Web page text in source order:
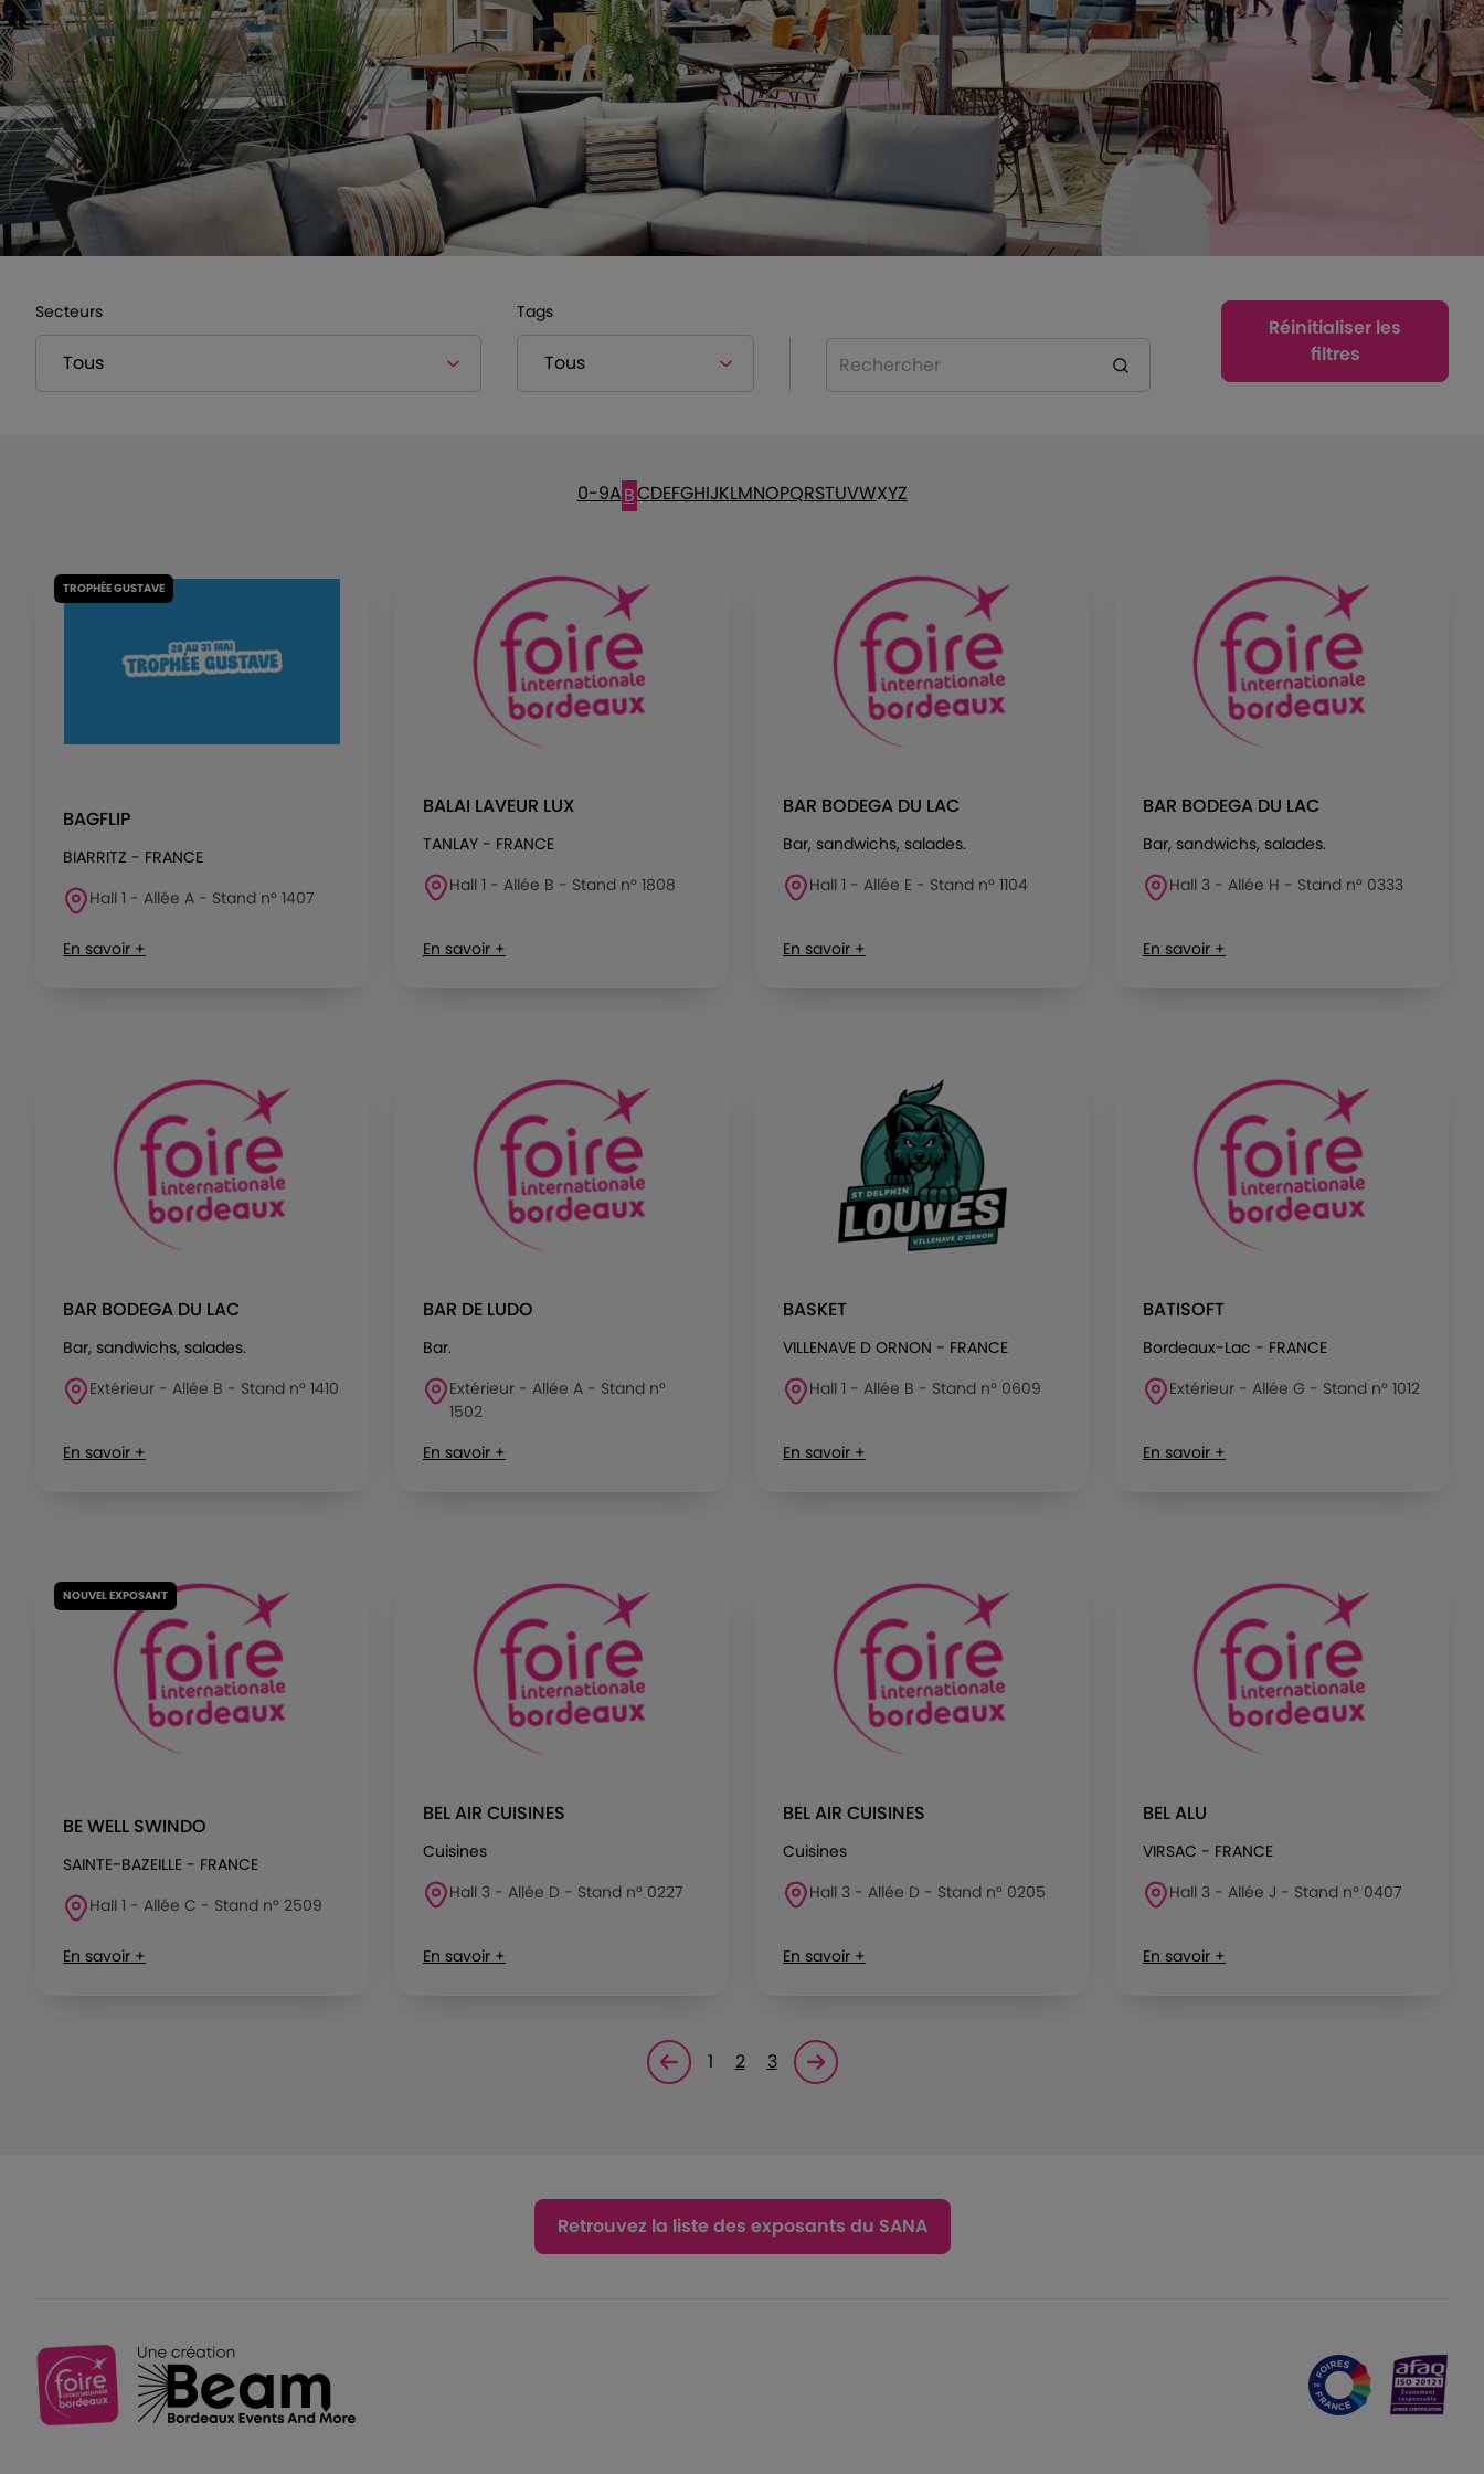
Secteurs Tags
Rechercher
Réinitialiser les
filtres
0-9ABCDEFGHIJKLMNOPQRSTUVWXYZ
TROPHÉE GUSTAVE
BAGFLIP
BIARRITZ - FRANCE
Hall 1 - Allée A - Stand n° 1407
En savoir +
BALAI LAVEUR LUX
TANLAY - FRANCE
Hall 1 - Allée B - Stand n° 1808
En savoir +
BAR BODEGA DU LAC
Bar, sandwichs, salades.
Hall 1 - Allée E - Stand n° 1104
En savoir +
BAR BODEGA DU LAC
Bar, sandwichs, salades.
Hall 3 - Allée H - Stand n° 0333
En savoir +
BAR BODEGA DU LAC
Bar, sandwichs, salades.
Extérieur - Allée B - Stand n° 1410
En savoir +
BAR DE LUDO
Bar.
Extérieur - Allée A - Stand n°
1502
En savoir +
BASKET
VILLENAVE D ORNON - FRANCE
Hall 1 - Allée B - Stand n° 0609
En savoir +
BATISOFT
Bordeaux-Lac - FRANCE
Extérieur - Allée G - Stand n° 1012
En savoir +
NOUVEL EXPOSANT
BE WELL SWINDO
SAINTE-BAZEILLE - FRANCE
Hall 1 - Allée C - Stand n° 2509
En savoir +
BEL AIR CUISINES
Cuisines
Hall 3 - Allée D - Stand n° 0227
En savoir +
BEL AIR CUISINES
Cuisines
Hall 3 - Allée D - Stand n° 0205
En savoir +
BEL ALU
VIRSAC - FRANCE
Hall 3 - Allée J - Stand n° 0407
En savoir +
Page précédente
1 2 3 Page suivante<
Retrouvez la liste des exposants du SANA